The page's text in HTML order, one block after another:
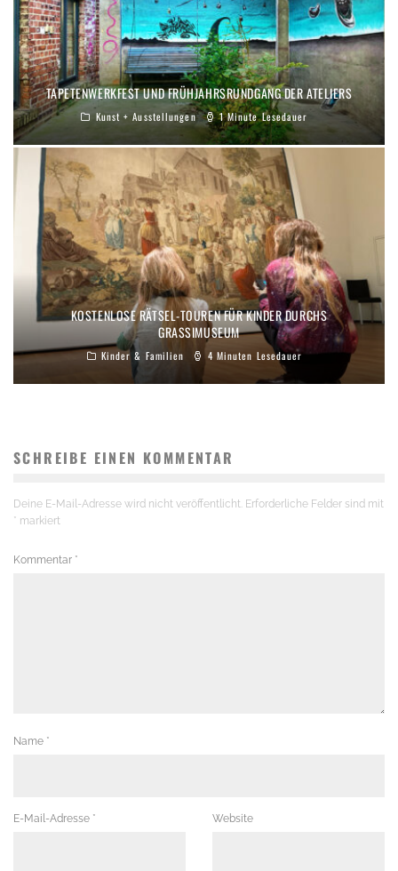
TAPETENWERKFEST UND FRÜHJAHRSRUNDGANG DER ATELIERS
Kunst + Ausstellungen 1 Minute Lesedauer
KOSTENLOSE RÄTSEL-TOUREN FÜR KINDER DURCHS
GRASSIMUSEUM
Kinder & Familien 4 Minuten Lesedauer
SCHREIBE EINEN KOMMENTAR
Deine E-Mail-Adresse wird nicht veröffentlicht. Erforderliche Felder sind mit
* markiert
Kommentar *
Name *
E-Mail-Adresse * Website